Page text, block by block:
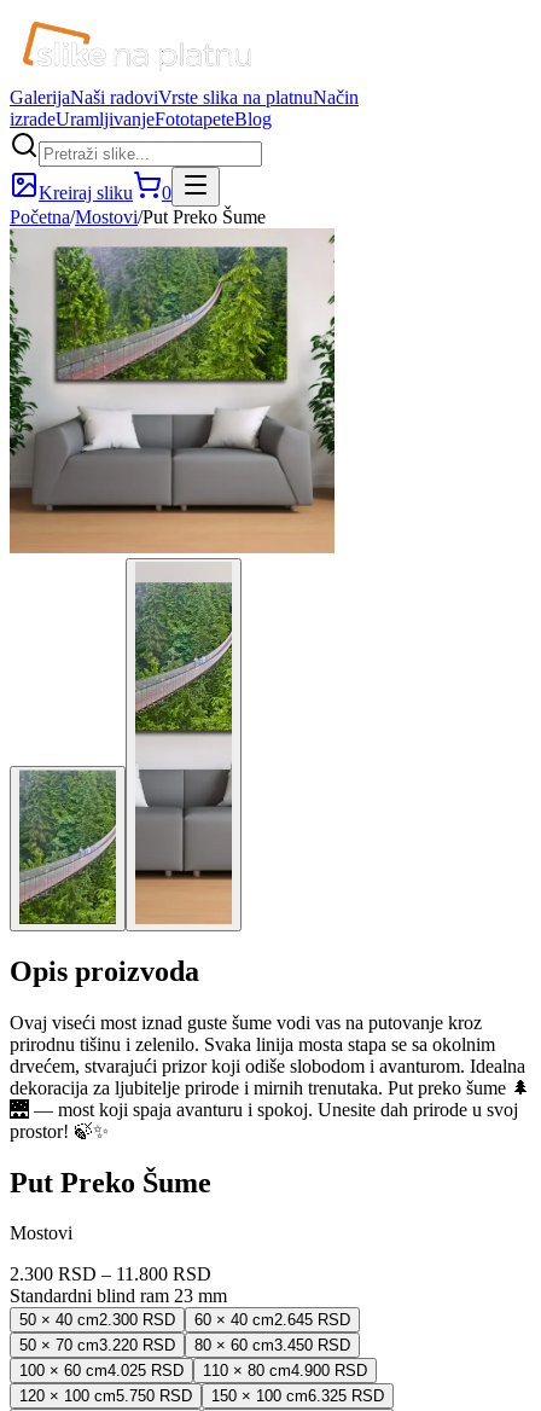
GalerijaNaši radoviVrste slika na platnuNačin
izradeUramljivanjeFototapeteBlog
Kreiraj sliku
0
Početna/Mostovi/Put Preko Šume
Opis proizvoda
Ovaj viseći most iznad guste šume vodi vas na putovanje kroz
prirodnu tišinu i zelenilo. Svaka linija mosta stapa se sa okolnim
drvećem, stvarajući prizor koji odiše slobodom i avanturom. Idealna
dekoracija za ljubitelje prirode i mirnih trenutaka. Put preko šume 🌲
🌉 — most koji spaja avanturu i spokoj. Unesite dah prirode u svoj
prostor! 🍃✨
Put Preko Šume
Mostovi
2.300 RSD – 11.800 RSD
Standardni blind ram 23 mm
50 × 40 cm2.300 RSD 60 × 40 cm2.645 RSD
50 × 70 cm3.220 RSD 80 × 60 cm3.450 RSD
100 × 60 cm4.025 RSD 110 × 80 cm4.900 RSD
120 × 100 cm5.750 RSD 150 × 100 cm6.325 RSD